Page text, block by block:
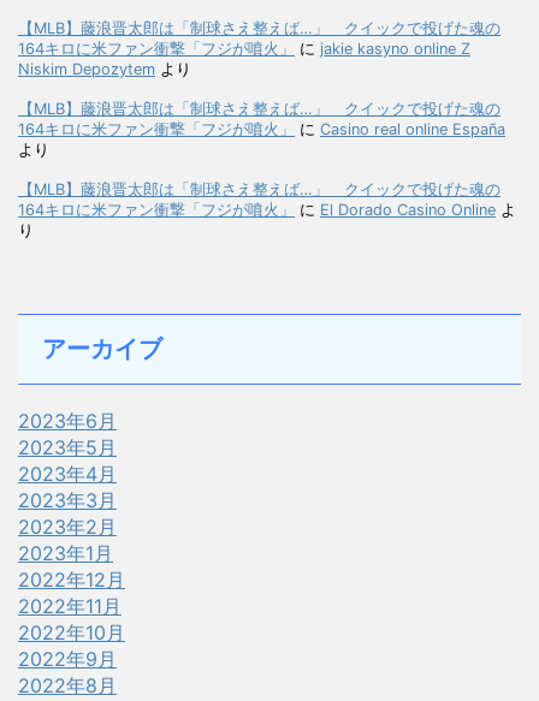
【MLB】藤浪晋太郎は「制球さえ整えば…」 クイックで投げた魂の
164キロに米ファン衝撃「フジが噴火」
に jakie kasyno online Z
Niskim Depozytem より
【MLB】藤浪晋太郎は「制球さえ整えば…」 クイックで投げた魂の
164キロに米ファン衝撃「フジが噴火」
に Casino real online España
より
【MLB】藤浪晋太郎は「制球さえ整えば…」 クイックで投げた魂の
164キロに米ファン衝撃「フジが噴火」
に El Dorado Casino Online よ
り
アーカイブ
2023年6月
2023年5月
2023年4月
2023年3月
2023年2月
2023年1月
2022年12月
2022年11月
2022年10月
2022年9月
2022年8月